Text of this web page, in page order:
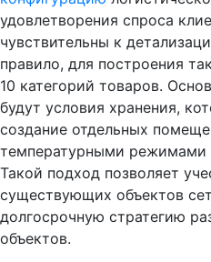
удовлетворения спроса
чувствительны к
правило, для построения
10 категорий товаров.
будут условия хранения,
создание отдельных
температурными режимами
Такой подход позволяет
существующих объектов
долгосрочную стратегию
объектов.